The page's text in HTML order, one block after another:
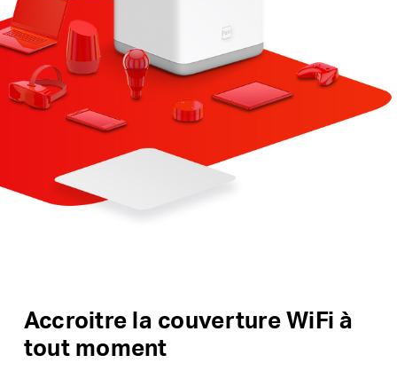
Accroitre la couverture WiFi à
tout moment